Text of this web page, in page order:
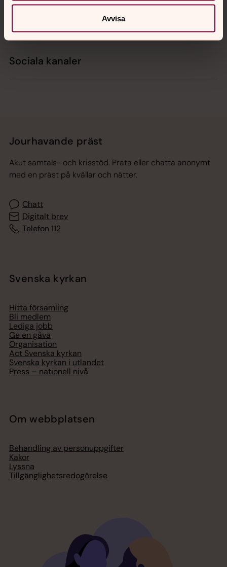
Avvisa
Sociala kanaler
Jourhavande präst
Akut samtals- och krisstöd. Prata eller chatta anonymt
med en präst på kvällar och nätter.
Chatt
Digitalt brev
Telefon 112
Svenska kyrkan
Hitta församling
Bli medlem
Lediga jobb
Ge en gåva
Organisation
Act Svenska kyrkan
Svenska kyrkan i utlandet
Press – nationell nivå
Om webbplatsen
Behandling av personuppgifter
Kakor
Lyssna
Tillgänglighetsredogörelse